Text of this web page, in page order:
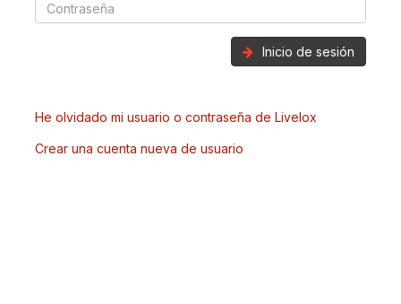
Inicio de sesión
He olvidado mi usuario o contraseña de Livelox
Crear una cuenta nueva de usuario